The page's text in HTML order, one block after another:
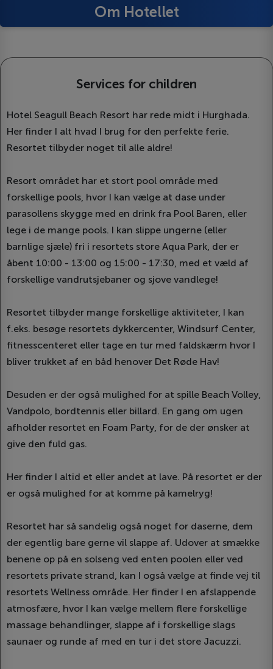
Om Hotellet
Services for children
Hotel Seagull Beach Resort har rede midt i Hurghada.
Her finder I alt hvad I brug for den perfekte ferie.
Resortet tilbyder noget til alle aldre!
Resort området har et stort pool område med
forskellige pools, hvor I kan vælge at dase under
parasollens skygge med en drink fra Pool Baren, eller
lege i de mange pools. I kan slippe ungerne (eller
barnlige sjæle) fri i resortets store Aqua Park, der er
åbent 10:00 - 13:00 og 15:00 - 17:30, med et væld af
forskellige vandrutsjebaner og sjove vandlege!
Resortet tilbyder mange forskellige aktiviteter, I kan
f.eks. besøge resortets dykkercenter, Windsurf Center,
fitnesscenteret eller tage en tur med faldskærm hvor I
bliver trukket af en båd henover Det Røde Hav!
Desuden er der også mulighed for at spille Beach Volley,
Vandpolo, bordtennis eller billard. En gang om ugen
afholder resortet en Foam Party, for de der ønsker at
give den fuld gas.
Her finder I altid et eller andet at lave. På resortet er der
er også mulighed for at komme på kamelryg!
Resortet har så sandelig også noget for daserne, dem
der egentlig bare gerne vil slappe af. Udover at smække
benene op på en solseng ved enten poolen eller ved
resortets private strand, kan I også vælge at finde vej til
resortets Wellness område. Her finder I en afslappende
atmosfære, hvor I kan vælge mellem flere forskellige
massage behandlinger, slappe af i forskellige slags
saunaer og runde af med en tur i det store Jacuzzi.